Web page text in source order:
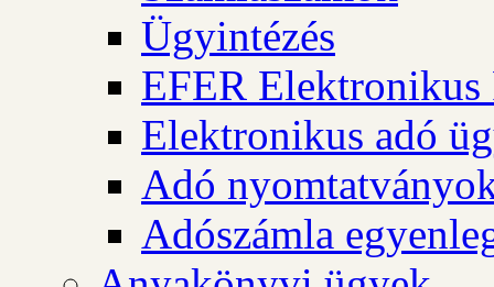
Ügyintézés
EFER Elektronikus
Elektronikus adó
Adó
Adószámla